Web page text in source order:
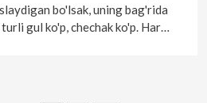
bo'lsak, uning bag'rida
gul ko'p, chechak ko'p. Har…